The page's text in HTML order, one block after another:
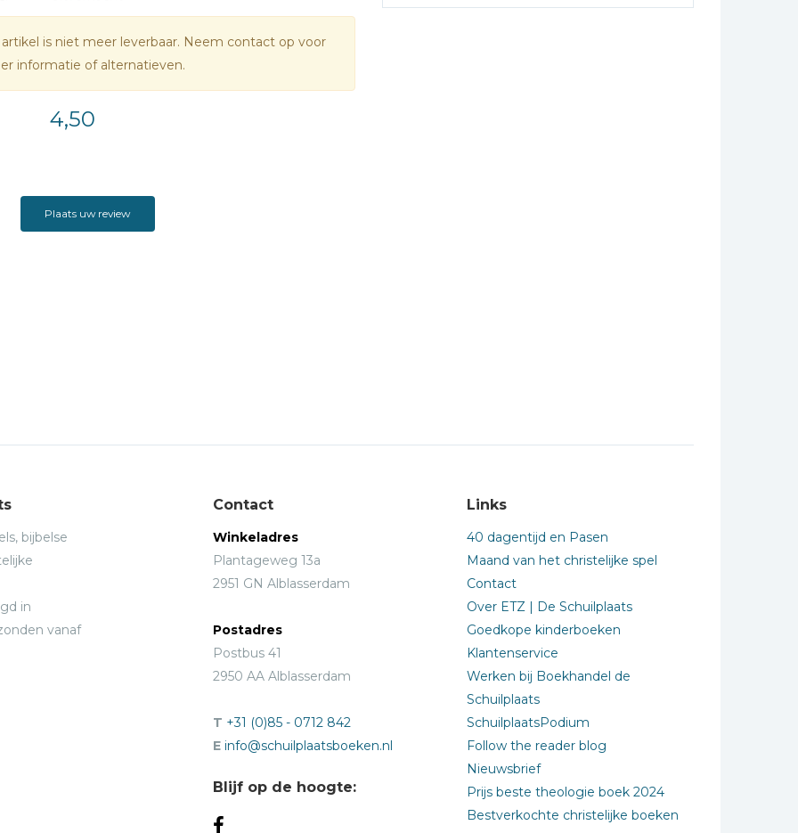
is niet meer leverbaar. Neem contact op voor
informatie of alternatieven.
4,50
Plaats uw review
bijbelse
in
vanaf
Contact
Winkeladres
Plantageweg 13a
2951 GN Alblasserdam
Postadres
Postbus 41
2950 AA Alblasserdam
T +31 (0)85 - 0712 842
E info@schuilplaatsboeken.nl
Blijf op de hoogte:
Links
40 dagentijd en Pasen
Maand van het christelijke spel
Contact
Over ETZ | De Schuilplaats
Goedkope kinderboeken
Klantenservice
Werken bij Boekhandel de
Schuilplaats
SchuilplaatsPodium
Follow the reader blog
Nieuwsbrief
Prijs beste theologie boek 2024
Bestverkochte christelijke boeken